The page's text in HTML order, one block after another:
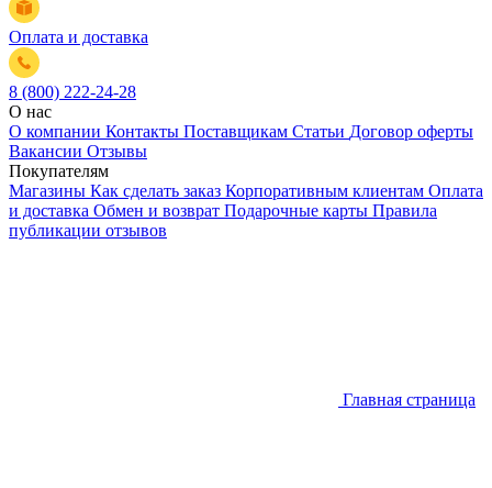
Оплата и доставка
8 (800) 222-24-28
О нас
О компании Контакты Поставщикам Статьи Договор оферты
Вакансии Отзывы
Покупателям
Магазины Как сделать заказ Корпоративным клиентам Оплата
и доставка Обмен и возврат Подарочные карты Правила
публикации отзывов
Главная страница